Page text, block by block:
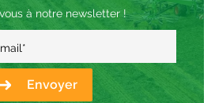
à notre newsletter !
*
Envoyer